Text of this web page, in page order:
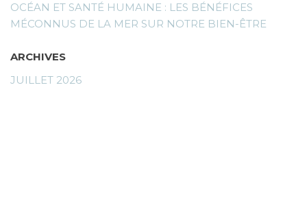
OCÉAN ET SANTÉ HUMAINE : LES BÉNÉFICES
MÉCONNUS DE LA MER SUR NOTRE BIEN-ÊTRE
ARCHIVES
JUILLET 2026